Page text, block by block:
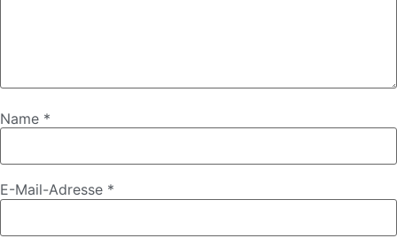
Name *
E-Mail-Adresse *